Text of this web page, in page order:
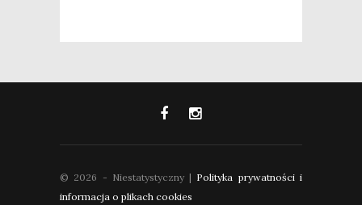
© 2026 - Niestatystyczny | Polityka prywatności i
informacja o plikach cookies